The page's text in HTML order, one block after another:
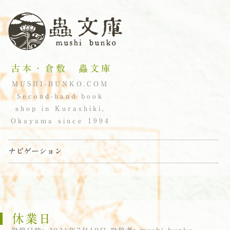
古本・倉敷 蟲文庫
MUSHI-BUNKO.COM
Second-hand book
shop in Kurashiki,
Okayama since 1994
ナビゲーション
コンテンツへスキップ
休業日